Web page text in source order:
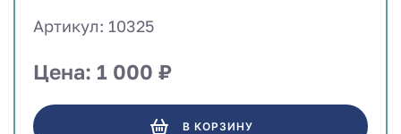
Артикул: 10325
Цена: 1 000 ₽
В КОРЗИНУ